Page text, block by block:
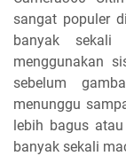
sangat populer
banyak
menggunakan
sebelum
menunggu
lebih bagus
banyak sekali